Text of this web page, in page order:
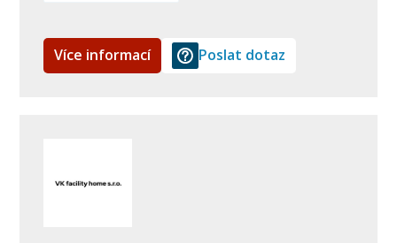
Více informací Poslat dotaz